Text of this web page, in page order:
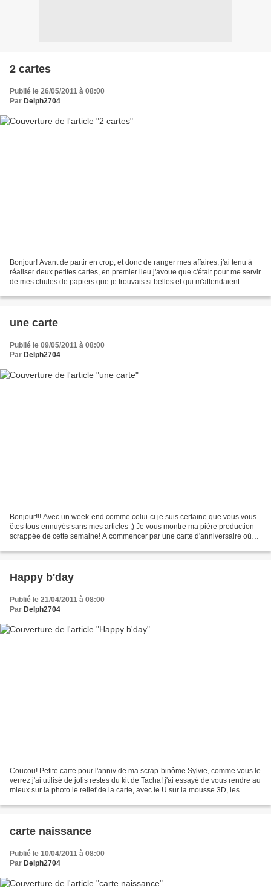
2 cartes
Publié le 26/05/2011 à 08:00
Par Delph2704
Bonjour! Avant de partir en crop, et donc de ranger mes affaires, j'ai tenu à
réaliser deux petites cartes, en premier lieu j'avoue que c'était pour me servir
de mes chutes de papiers que je trouvais si belles et qui m'attendaient
une carte
Publié le 09/05/2011 à 08:00
Par Delph2704
Bonjour!!! Avec un week-end comme celui-ci je suis certaine que vous vous
êtes tous ennuyés sans mes articles ;) Je vous montre ma pière production
scrappée de cette semaine! A commencer par une carte d'anniversaire où
Happy b'day
Publié le 21/04/2011 à 08:00
Par Delph2704
Coucou! Petite carte pour l'anniv de ma scrap-binôme Sylvie, comme vous le
verrez j'ai utilisé de jolis restes du kit de Tacha! j'ai essayé de vous rendre au
mieux sur la photo le relief de la carte, avec le U sur la mousse 3D, les
carte naissance
Publié le 10/04/2011 à 08:00
Par Delph2704